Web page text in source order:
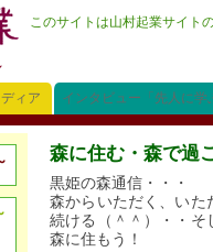
このサイトは山村起業サイト
ィア インタビュー「先人に学
森に住む・森で過
黒姫の森通信・・・
森からいただく、いた
続ける（＾＾）・・そ
森に住もう！